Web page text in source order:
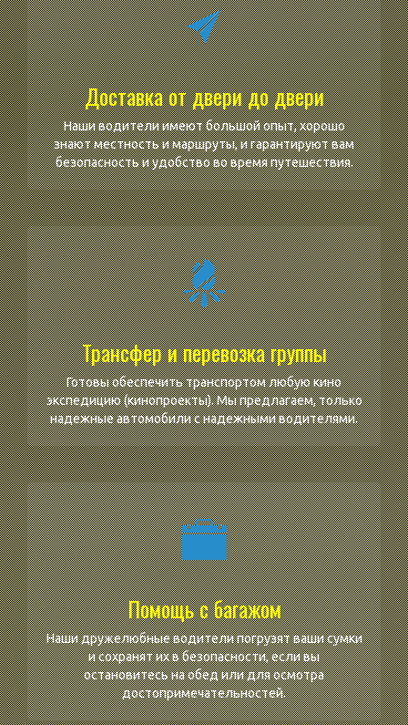
Доставка от двери до двери
Наши водители имеют большой опыт, хорошо
знают местность и маршруты, и гарантируют вам
безопасность и удобство во время путешествия.
Трансфер и перевозка группы
Готовы обеспечить транспортом любую кино
экспедицию (кинопроекты). Мы предлагаем, только
надежные автомобили с надежными водителями.
Помощь с багажом
Наши дружелюбные водители погрузят ваши сумки
и сохранят их в безопасности, если вы
остановитесь на обед или для осмотра
достопримечательностей.